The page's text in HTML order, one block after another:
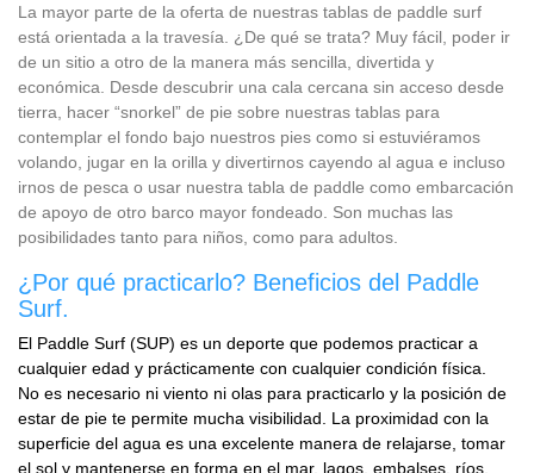
La mayor parte de la oferta de nuestras tablas de paddle surf
está orientada a la travesía. ¿De qué se trata? Muy fácil, poder ir
de un sitio a otro de la manera más sencilla, divertida y
económica. Desde descubrir una cala cercana sin acceso desde
tierra, hacer “snorkel” de pie sobre nuestras tablas para
contemplar el fondo bajo nuestros pies como si estuviéramos
volando, jugar en la orilla y divertirnos cayendo al agua e incluso
irnos de pesca o usar nuestra tabla de paddle como embarcación
de apoyo de otro barco mayor fondeado. Son muchas las
posibilidades tanto para niños, como para adultos.
¿Por qué practicarlo? Beneficios del Paddle
Surf.
El Paddle Surf (SUP) es un deporte que podemos practicar a
cualquier edad y prácticamente con cualquier condición física.
No es necesario ni viento ni olas para practicarlo y la posición de
estar de pie te permite mucha visibilidad. La proximidad con la
superficie del agua es una excelente manera de relajarse, tomar
el sol y mantenerse en forma en el mar, lagos, embalses, ríos,